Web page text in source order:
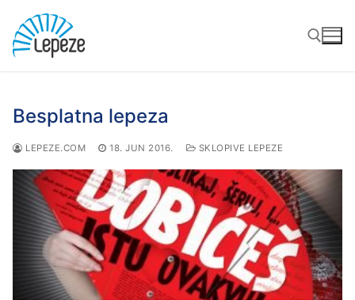
sadržaja
Besplatna lepeza
LEPEZE.COM 18. JUN 2016. SKLOPIVE LEPEZE